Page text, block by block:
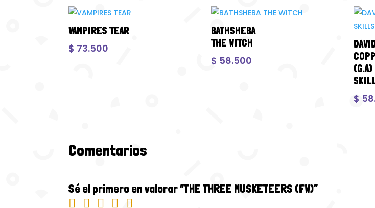
VAMPIRES TEAR
$ 73.500
BATHSHEBA
THE WITCH
$ 58.500
$
Comentarios
Sé el primero en valorar “THE THREE MUSKETEERS (FW)”